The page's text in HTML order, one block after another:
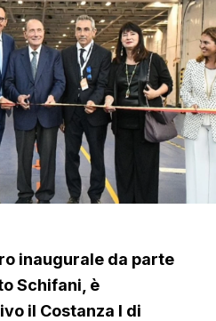
inaugurale da parte
Schifani, è
il Costanza I di